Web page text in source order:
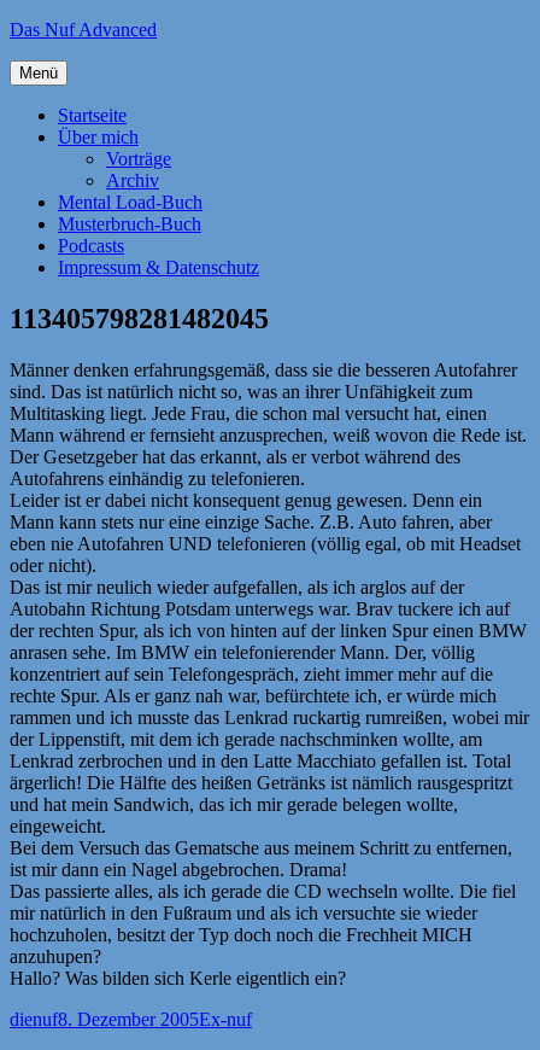
Zum
springen
Das Nuf Advanced
Menü
Startseite
Über mich
Vorträge
Archiv
Mental Load-Buch
Musterbruch-Buch
Podcasts
Impressum & Datenschutz
113405798281482045
Männer denken erfahrungsgemäß, dass sie die besseren Autofahrer
sind. Das ist natürlich nicht so, was an ihrer Unfähigkeit zum
Multitasking liegt. Jede Frau, die schon mal versucht hat, einen
Mann während er fernsieht anzusprechen, weiß wovon die Rede ist.
Der Gesetzgeber hat das erkannt, als er verbot während des
Autofahrens einhändig zu telefonieren.
Leider ist er dabei nicht konsequent genug gewesen. Denn ein
Mann kann stets nur eine einzige Sache. Z.B. Auto fahren, aber
eben nie Autofahren UND telefonieren (völlig egal, ob mit Headset
oder nicht).
Das ist mir neulich wieder aufgefallen, als ich arglos auf der
Autobahn Richtung Potsdam unterwegs war. Brav tuckere ich auf
der rechten Spur, als ich von hinten auf der linken Spur einen BMW
anrasen sehe. Im BMW ein telefonierender Mann. Der, völlig
konzentriert auf sein Telefongespräch, zieht immer mehr auf die
rechte Spur. Als er ganz nah war, befürchtete ich, er würde mich
rammen und ich musste das Lenkrad ruckartig rumreißen, wobei mir
der Lippenstift, mit dem ich gerade nachschminken wollte, am
Lenkrad zerbrochen und in den Latte Macchiato gefallen ist. Total
ärgerlich! Die Hälfte des heißen Getränks ist nämlich rausgespritzt
und hat mein Sandwich, das ich mir gerade belegen wollte,
eingeweicht.
Bei dem Versuch das Gematsche aus meinem Schritt zu entfernen,
ist mir dann ein Nagel abgebrochen. Drama!
Das passierte alles, als ich gerade die CD wechseln wollte. Die fiel
mir natürlich in den Fußraum und als ich versuchte sie wieder
hochzuholen, besitzt der Typ doch noch die Frechheit MICH
anzuhupen?
Hallo? Was bilden sich Kerle eigentlich ein?
Autor
dienufVeröffentlicht
8. Dezember 2005Kategorien
Ex-nuf